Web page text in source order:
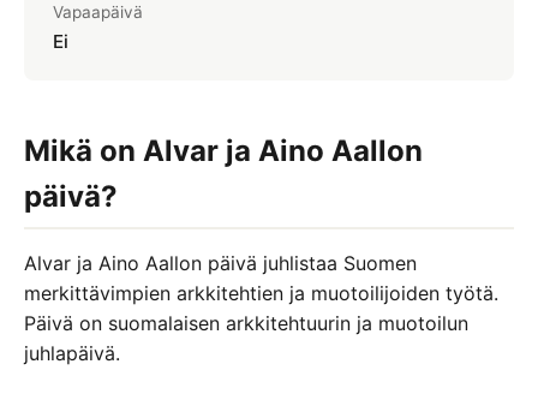
MERKKIPÄIVÄT
Naistenpäivä 8.3.
Vapaapäivä
Ei
Mikä on Alvar ja Aino Aallon
päivä?
Alvar ja Aino Aallon päivä juhlistaa Suomen
merkittävimpien arkkitehtien ja muotoilijoiden työtä.
Päivä on suomalaisen arkkitehtuurin ja muotoilun
juhlapäivä.